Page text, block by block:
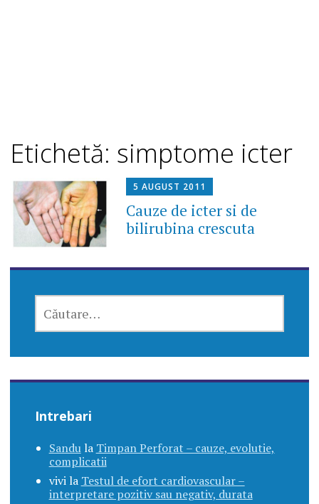
Etichetă: simptome icter
5 AUGUST 2011
Cauze de icter si de
bilirubina crescuta
DUPĂ:
Intrebari
Sandula Timpan Perforat – cauze, evolutie,
complicatii
vivila Testul de efort cardiovascular –
interpretare pozitiv sau negativ, durata